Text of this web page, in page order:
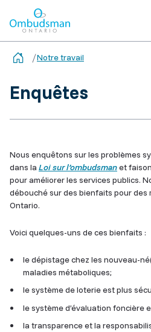
Notre travail
Enquêtes
Nous enquêtons sur les problèmes
dans la Loi sur l’ombudsmanet
pour améliorer les services publics.
débouché sur des bienfaits pour des
Ontario.
Voici quelques-uns de ces bienfaits :
le dépistage chez les nouveau-
maladies métaboliques;
le système de loterie est plus
le système d’évaluation foncière
la transparence et la